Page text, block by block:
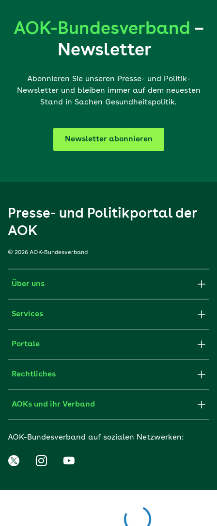
AOK-Bundesverband –
Newsletter
Abonnieren Sie unseren Presse- und Politik-
Newsletter und bleiben immer auf dem neuesten
Stand in Sachen Gesundheitspolitik.
Newsletter abonnieren
Presse- und Politikportal der
AOK
© 2026 AOK-Bundesverband
Über uns
Services
Portale
Rechtliches
AOKs und ihr Verband
AOK-Bundesverband auf sozialen Netzwerken: